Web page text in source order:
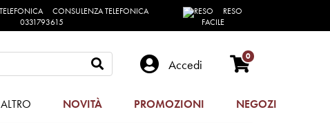
CONSULENZA TELEFONICA
0331793615
RESO
FACILE
Accedi
0
ALTRO NOVITÀ PROMOZIONI NEGOZI